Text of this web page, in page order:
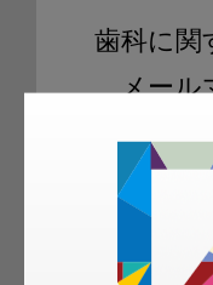
歯科に関
メール
ご登録いた
科衛生士、